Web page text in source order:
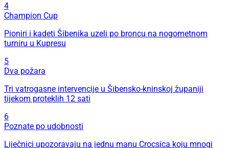
4
Champion Cup
Pioniri i kadeti Šibenika uzeli po broncu na nogometnom
turniru u Kupresu
5
Dva požara
Tri vatrogasne intervencije u Šibensko-kninskoj županiji
tijekom proteklih 12 sati
6
Poznate po udobnosti
Liječnici upozoravaju na jednu manu Crocsica koju mnogi